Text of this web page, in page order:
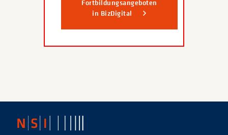
Fortbildungsangeboten
in BizDigital